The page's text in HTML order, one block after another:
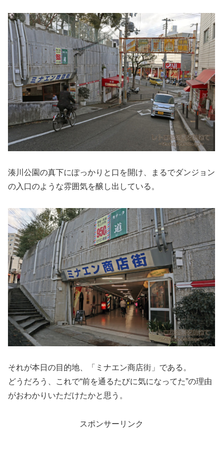
湊川公園の真下にぽっかりと口を開け、まるでダンジョン
の入口のような雰囲気を醸し出している。
それが本日の目的地、「ミナエン商店街」である。
どうだろう、これで“前を通るたびに気になってた”の理由
がおわかりいただけたかと思う。
スポンサーリンク